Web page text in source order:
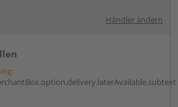
Händler ändern